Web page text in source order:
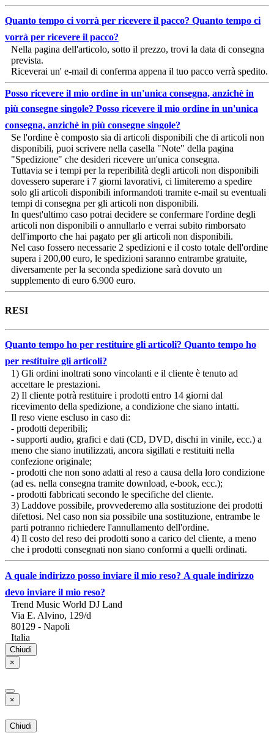
Quanto tempo ci vorrà per ricevere il pacco? Quanto tempo ci
vorrà per ricevere il pacco?
Nella pagina dell'articolo, sotto il prezzo, trovi la data di consegna
prevista.
Riceverai un' e-mail di conferma appena il tuo pacco verrà spedito.
Posso ricevere il mio ordine in un'unica consegna, anzichè in
più consegne singole? Posso ricevere il mio ordine in un'unica
consegna, anzichè in più consegne singole?
Se l'ordine è composto sia di articoli disponibili che di articoli non
disponibili, puoi scrivere nella casella "Note" della pagina
"Spedizione" che desideri ricevere un'unica consegna.
Tuttavia se i tempi per la reperibilità degli articoli non disponibili
dovessero superare i 7 giorni lavorativi, ci limiteremo a spedire
solo gli articoli disponibili informandoti tramite e-mail su eventuali
tempi di consegna per gli articoli non disponibili.
In quest'ultimo caso potrai decidere se confermare l'ordine degli
articoli non disponibili o annullarlo e verrai subito rimborsato
dell'importo che hai pagato per gli articoli non disponibili.
Nel caso fossero necessarie 2 spedizioni e il costo totale dell'ordine
supera i 200,00 euro, le spedizioni saranno entrambe gratuite,
diversamente per la seconda spedizione sarà dovuto un
supplemento di euro 6.900 euro.
RESI
Quanto tempo ho per restituire gli articoli? Quanto tempo ho
per restituire gli articoli?
1) Gli ordini inoltrati sono vincolanti e il cliente è tenuto ad
accettare le prestazioni.
2) Il cliente potrà restituire i prodotti entro 14 giorni dal
ricevimento della spedizione, a condizione che siano intatti.
Il reso viene escluso in caso di:
- prodotti deperibili;
- supporti audio, grafici e dati (CD, DVD, dischi in vinile, ecc.) a
meno che siano inutilizzati, ancora sigillati e restituiti nella
confezione originale;
- prodotti che non sono adatti al reso a causa della loro condizione
(ad es. nella consegna tramite download, e-book, ecc.);
- prodotti fabbricati secondo le specifiche del cliente.
3) Laddove possibile, provvederemo alla sostituzione dei prodotti
difettosi. Nel caso non sia possibile una sostituzione, entrambe le
parti potranno richiedere l'annullamento dell'ordine.
4) Il costo del reso dei prodotti sono a carico del cliente, a meno
che i prodotti consegnati non siano conformi a quelli ordinati.
A quale indirizzo posso inviare il mio reso? A quale indirizzo
devo inviare il mio reso?
Trend Music World DJ Land
Via E. Alvino, 129/d
80129 - Napoli
Italia
Chiudi
×
×
Chiudi